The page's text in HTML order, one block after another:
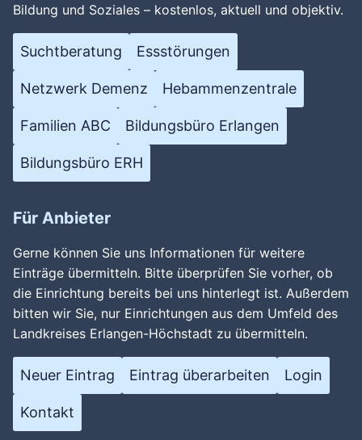
Bildung und Soziales – kostenlos, aktuell und objektiv.
Suchtberatung Essstörungen
Netzwerk Demenz Hebammenzentrale
Familien ABC Bildungsbüro Erlangen
Bildungsbüro ERH
Für Anbieter
Gerne können Sie uns Informationen für weitere
Einträge übermitteln. Bitte überprüfen Sie vorher, ob
die Einrichtung bereits bei uns hinterlegt ist. Außerdem
bitten wir Sie, nur Einrichtungen aus dem Umfeld des
Landkreises Erlangen-Höchstadt zu übermitteln.
Neuer Eintrag Eintrag überarbeiten Login
Kontakt